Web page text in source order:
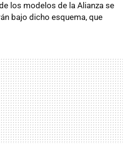
los modelos de la Alianza se
bajo dicho esquema, que